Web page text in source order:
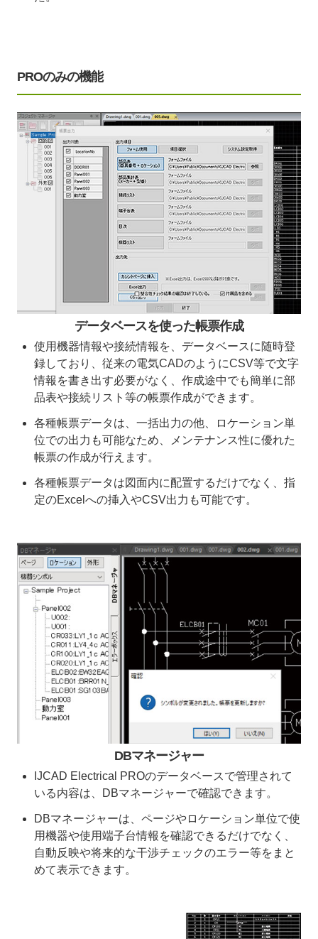
PROのみの機能
データベースを使った帳票作成
使用機器情報や接続情報を、データベースに随時登
録しており、従来の電気CADのようにCSV等で文字
情報を書き出す必要がなく、作成途中でも簡単に部
品表や接続リスト等の帳票作成ができます。
各種帳票データは、一括出力の他、ロケーション単
位での出力も可能なため、メンテナンス性に優れた
帳票の作成が行えます。
各種帳票データは図面内に配置するだけでなく、指
定のExcelへの挿入やCSV出力も可能です。
DBマネージャー
IJCAD Electrical PROのデータベースで管理されて
いる内容は、DBマネージャーで確認できます。
DBマネージャーは、ページやロケーション単位で使
用機器や使用端子台情報を確認できるだけでなく、
自動反映や将来的な干渉チェックのエラー等をまと
めて表示できます。